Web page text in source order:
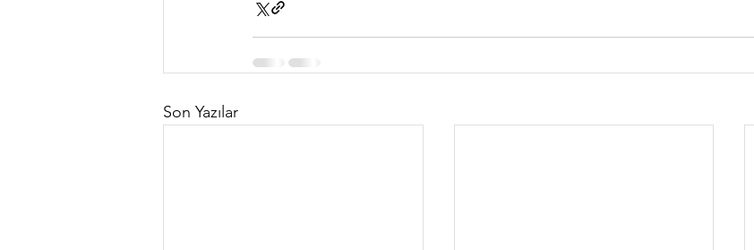
Son Yazılar